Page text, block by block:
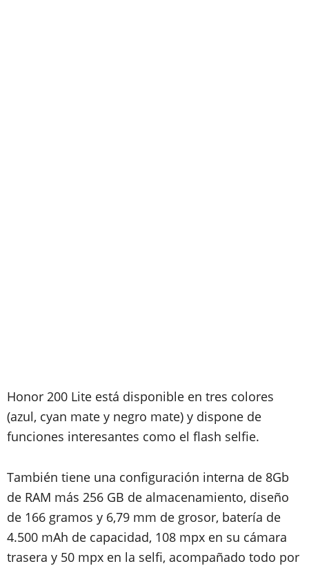
Honor 200 Lite está disponible en tres colores
(azul, cyan mate y negro mate) y dispone de
funciones interesantes como el flash selfie.
También tiene una configuración interna de 8Gb
de RAM más 256 GB de almacenamiento, diseño
de 166 gramos y 6,79 mm de grosor, batería de
4.500 mAh de capacidad, 108 mpx en su cámara
trasera y 50 mpx en la selfi, acompañado todo por